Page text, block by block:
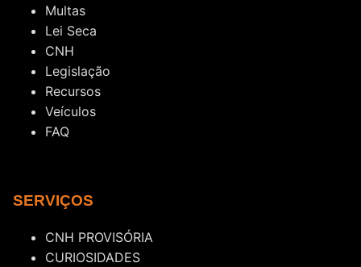
Multas
Lei Seca
CNH
Legislação
Recursos
Veículos
FAQ
SERVIÇOS
CNH PROVISÓRIA
CURIOSIDADES